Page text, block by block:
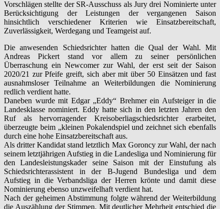
Vorschlägen stellte der SR-Ausschuss als Jury drei Nominierte unter
Berücksichtigung der Leistungen der vergangenen Saison
hinsichtlich verschiedener Kriterien wie Einsatzbereitschaft,
Zuverlässigkeit, Werdegang und Teamgeist auf.
Die anwesenden Schiedsrichter hatten die Qual der Wahl. Mit
Andreas Pickert stand vor allem zu seiner persönlichen
Überraschung ein Newcomer zur Wahl, der erst seit der Saison
2020/21 zur Pfeife greift, sich aber mit über 50 Einsätzen und fast
ausnahmsloser Teilnahme an Weiterbildungen die Nominierung
redlich verdient hatte.
Daneben wurde mit Edgar „Eddy“ Brehmer ein Aufsteiger in die
Landesklasse nominiert. Eddy hatte sich in den letzten Jahren den
Ruf als hervorragender Kreisoberliagschiedsrichter erarbeitet,
überzeugte beim „kleinen Pokalendspiel und zeichnet sich ebenfalls
durch eine hohe Einsatzbereitschaft aus.
Als dritter Kandidat stand letztlich Max Goroncy zur Wahl, der nach
seinem letztjährigen Aufstieg in die Landesliga und Nominierung für
den Landesleistungskader seine Saison mit der Einstufung als
Schiedsrichterassistent in der B-Jugend Bundesliga und dem
Aufstieg in die Verbandsliga der Herren krönte und damit diese
Nominierung ebenso unzweifelhaft verdient hat.
Nach der geheimen Abstimmung folgte während der Weiterbildung
die Auszählung der Stimmen. Mit deutlicher Mehrheit entschied die